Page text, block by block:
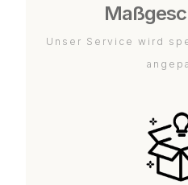
Unser Service wird